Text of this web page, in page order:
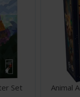
din besättnings
krigsskepp till
mekanik:
dueller, farliga
verktyg:
Komplett
navigera i
berättelserikt: Ett
Set Animal